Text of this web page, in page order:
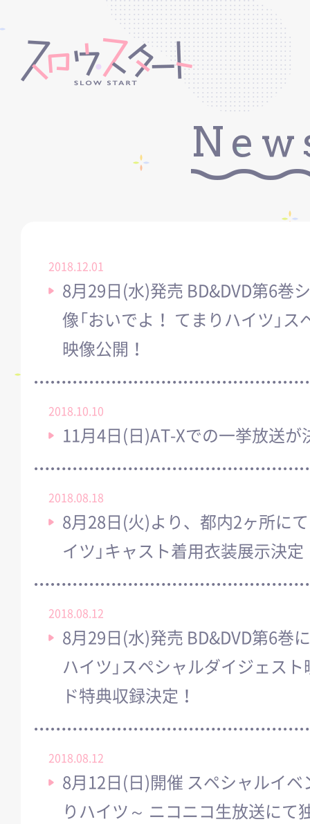
2018.12.01
8月29日(水)発売 BD&DVD第6巻
像「おいでよ！ てまりハイツ」
映像公開！
2018.10.10
11月4日(日)AT-Xでの一挙放送が
2018.08.18
8月28日(火)より、都内2ヶ所に
イツ」キャスト着用衣装展示決定
2018.08.12
8月29日(水)発売 BD&DVD第6巻
ハイツ」スペシャルダイジェス
ド特典収録決定！
2018.08.12
8月12日(日)開催 スペシャルイ
りハイツ～ ニコニコ生放送にて